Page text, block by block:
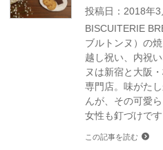
投稿日：2018年3
BISCUITERIE
ブルトンヌ）の
越し祝い、内祝
ヌは新宿と大阪
専門店。味がた
んが、その可愛
女性も釘づけで
この記事を読む